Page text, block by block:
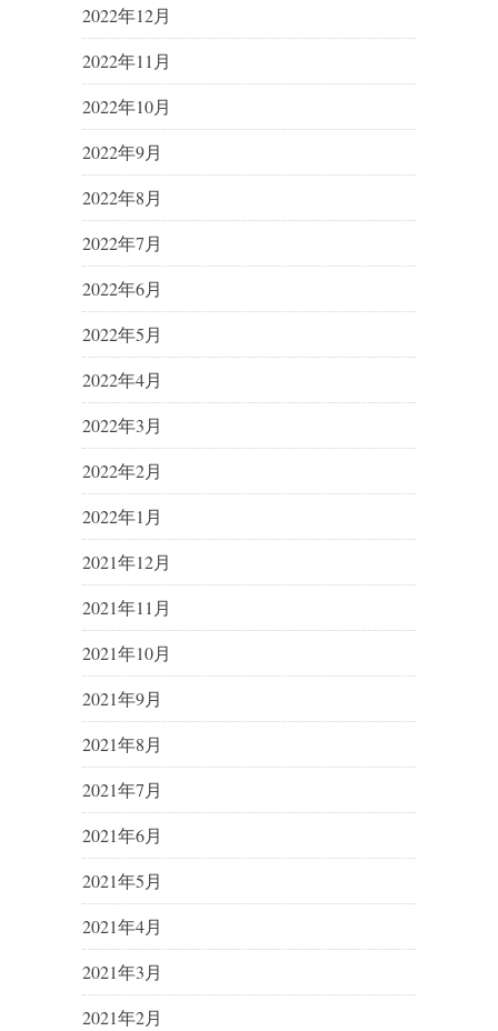
2022年12月
2022年11月
2022年10月
2022年9月
2022年8月
2022年7月
2022年6月
2022年5月
2022年4月
2022年3月
2022年2月
2022年1月
2021年12月
2021年11月
2021年10月
2021年9月
2021年8月
2021年7月
2021年6月
2021年5月
2021年4月
2021年3月
2021年2月